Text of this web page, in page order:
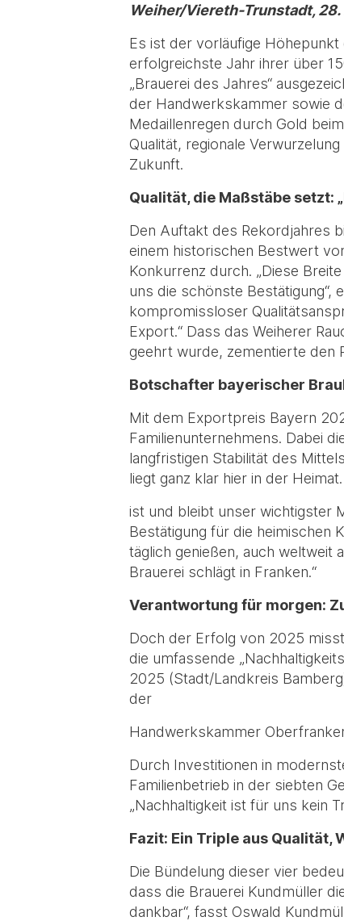
Weiher/Viereth-Trunstadt,
Es ist der vorläufige Höhepunkt
erfolgreichste Jahr ihrer über
„Brauerei des Jahres“
der Handwerkskammer sowie
Medaillenregen durch Gold
Qualität, regionale
Zukunft.
Qualität, die Maßstäbe setzt:
Den Auftakt des Rekordjahres
einem historischen Bestwert
Konkurrenz durch. „Diese
uns die schönste Bestätigung“,
kompromissloser
Export.“ Dass das Weiherer
geehrt wurde, zementierte den
Botschafter bayerischer
Mit dem Exportpreis Bayern
Familienunternehmens. Dabei
langfristigen Stabilität des
liegt ganz klar hier in der
ist und bleibt unser wichtigster
Bestätigung für die heimischen
täglich genießen, auch weltweit
Brauerei schlägt in Franken.“
Verantwortung für morgen:
Doch der Erfolg von 2025
die umfassende
2025 (Stadt/Landkreis
der
Handwerkskammer
Durch Investitionen in
Familienbetrieb in der siebten
„Nachhaltigkeit ist für uns kein
Fazit: Ein Triple aus
Die Bündelung dieser vier
dass die Brauerei Kundmüller
dankbar“, fasst Oswald